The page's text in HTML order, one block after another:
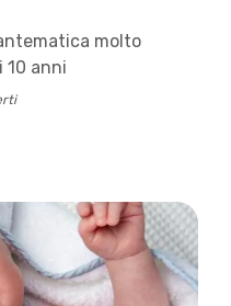
molto
10 anni